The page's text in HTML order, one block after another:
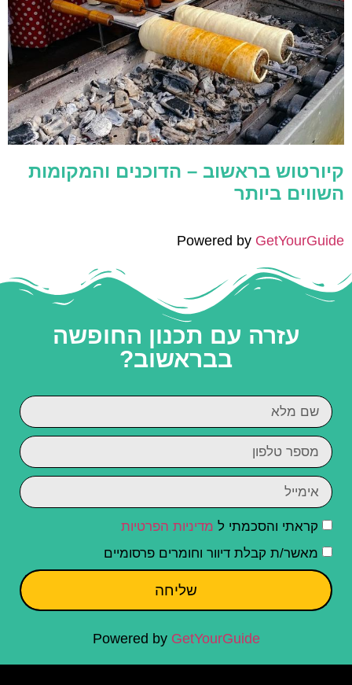
קיורטוש בראשוב – הדוכנים והמקומות
השווים ביותר
Powered by GetYourGuide
עזרה עם תכנון החופשה
בבראשוב?
קראתי והסכמתי ל מדיניות הפרטיות
מאשר/ת קבלת דיוור וחומרים פרסומיים
שליחה
Powered by GetYourGuide